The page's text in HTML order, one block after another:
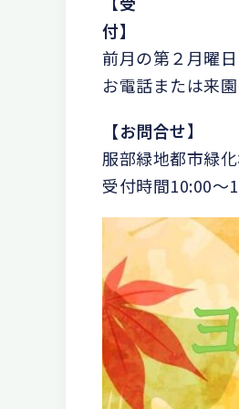
付】
前月の第２月曜日
お電話または来
【お問合せ】
服部緑地都市緑
受付時間10:00